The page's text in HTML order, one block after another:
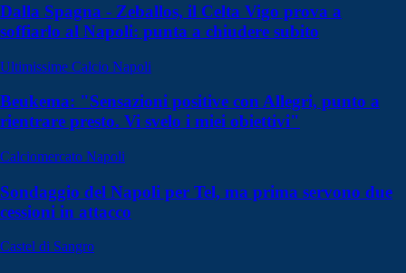
Dalla Spagna - Zeballos, il Celta Vigo prova a
soffiarlo al Napoli: punta a chiudere subito
Ultimissime Calcio Napoli
Beukema: "Sensazioni positive con Allegri, punto a
rientrare presto. Vi svelo i miei obiettivi"
Calciomercato Napoli
Sondaggio del Napoli per Tel, ma prima servono due
cessioni in attacco
Castel di Sangro